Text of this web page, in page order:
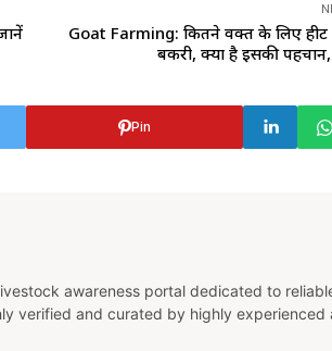
Goat Farming: कितने वक्त के लिए हीट
बकरी, क्या है इसकी
Pin
awareness portal dedicated to
verified and curated by highly experienced